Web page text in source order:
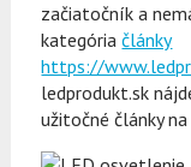
začiatočník a
kategóriačlánky
https://
ledprodukt.sk
užitočné články